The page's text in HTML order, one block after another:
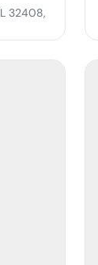
32408,